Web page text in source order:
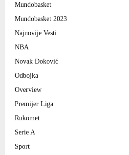
Mundobasket
Mundobasket 2023
Najnovije Vesti
NBA
Novak Đoković
Odbojka
Overview
Premijer Liga
Rukomet
Serie A
Sport